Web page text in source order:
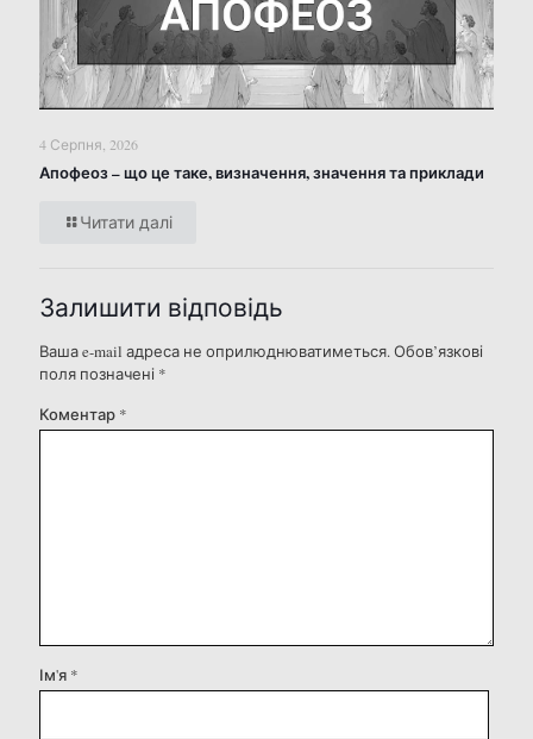
4 Серпня, 2026
Апофеоз – що це таке, визначення, значення та приклади
Читати далі
Залишити відповідь
Ваша e-mail адреса не оприлюднюватиметься.Обов’язкові
поля позначені *
Коментар *
Ім'я *